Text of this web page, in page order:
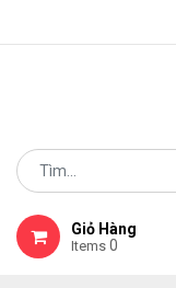
Giỏ Hàng
Items 0